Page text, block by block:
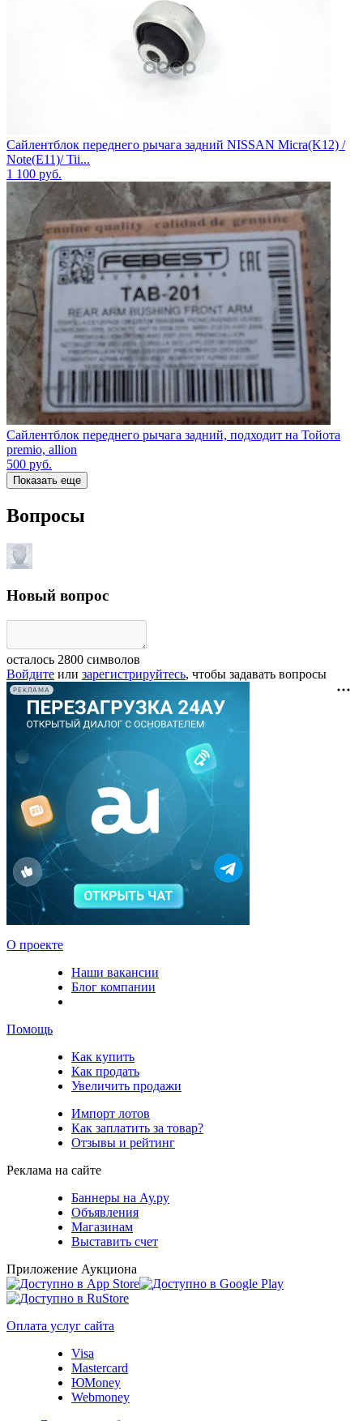
Сайлентблок переднего рычага задний NISSAN Micra(K12) /
Note(E11)/ Tii...
1 100 руб.
Сайлентблок переднего рычага задний, подходит на Тойота
premio, allion
500 руб.
Показать еще
Вопросы
Новый вопрос
осталось 2800 символов
Войдите или зарегистрируйтесь, чтобы задавать вопросы
РЕКЛАМА
О проекте
Наши вакансии
Блог компании
Помощь
Как купить
Как продать
Увеличить продажи
Импорт лотов
Как заплатить за товар?
Отзывы и рейтинг
Реклама на сайте
Баннеры на Ау.ру
Объявления
Магазинам
Выставить счет
Приложение Аукциона
Оплата услуг сайта
Visa
Mastercard
ЮMoney
Webmoney